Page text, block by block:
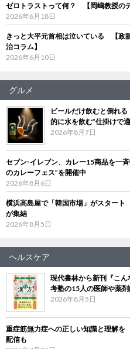
ゼロトラストって何？ 【岡嶋教授の
2026年6月18日
きっと大平元首相は泣いている 【政
治コラム】
2026年6月10日
グルメ
ビールだけ飲むと倒れ
的に水を飲む”仕掛けで
2026年8月7日
セブン‐イレブン、カレー15商品を一
のカレーフェス”を開催中
2026年8月6日
横浜高島屋で「韓国市場」がスター
が集結
2026年8月5日
ヘルスケア
現代書林から新刊『こ
考塾の15人の医師や薬
2026年8月5日
重症筋無力症への正しい知識と理解
配信も